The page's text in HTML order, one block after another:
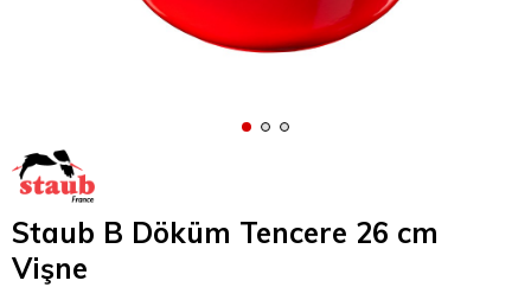
Staub B Döküm Tencere 26 cm
Vişne